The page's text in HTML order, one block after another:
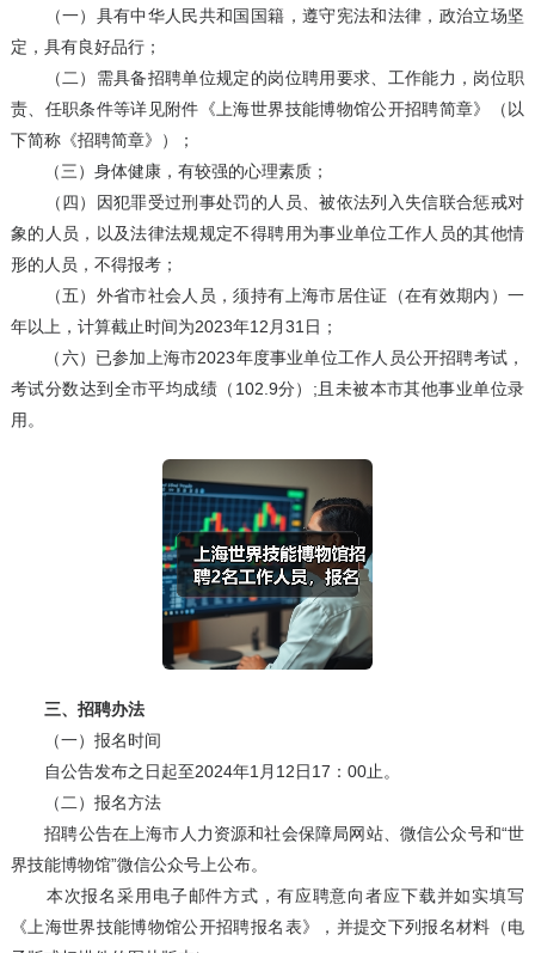
（一）具有中华人民共和国国籍，遵守宪法和法律，政治立场坚
定，具有良好品行；
（二）需具备招聘单位规定的岗位聘用要求、工作能力，岗位职
责、任职条件等详见附件《上海世界技能博物馆公开招聘简章》（以
下简称《招聘简章》）；
（三）身体健康，有较强的心理素质；
（四）因犯罪受过刑事处罚的人员、被依法列入失信联合惩戒对
象的人员，以及法律法规规定不得聘用为事业单位工作人员的其他情
形的人员，不得报考；
（五）外省市社会人员，须持有上海市居住证（在有效期内）一
年以上，计算截止时间为2023年12月31日；
（六）已参加上海市2023年度事业单位工作人员公开招聘考试，
考试分数达到全市平均成绩（102.9分）;且未被本市其他事业单位录
用。
三、招聘办法
（一）报名时间
自公告发布之日起至2024年1月12日17：00止。
（二）报名方法
招聘公告在上海市人力资源和社会保障局网站、微信公众号和“世
界技能博物馆”微信公众号上公布。
本次报名采用电子邮件方式，有应聘意向者应下载并如实填写
《上海世界技能博物馆公开招聘报名表》，并提交下列报名材料（电